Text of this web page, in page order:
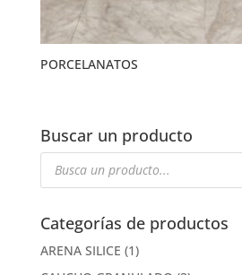
PORCELANATOS
Buscar un producto
Búsqueda
Categorías de productos
ARENA SILICE (1)